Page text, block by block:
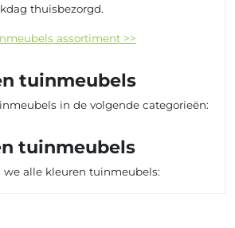
thuisbezorgd.
assortiment >>
tuinmeubels
in de volgende categorieën:
tuinmeubels
we alle kleuren tuinmeubels: